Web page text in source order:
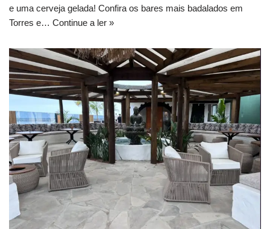
e uma cerveja gelada! Confira os bares mais badalados em
Torres e… Continue a ler »